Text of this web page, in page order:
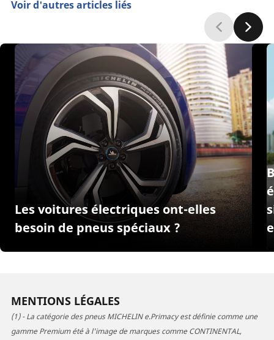
Voir d'autres articles liés
Les voitures électriques ont-elles
besoin de pneus spéciaux ?
MENTIONS LÉGALES
(1) - La catégorie des pneus MICHELIN e.Primacy est définie comme une
gamme Premium été à l'image de marques comme CONTINENTAL,